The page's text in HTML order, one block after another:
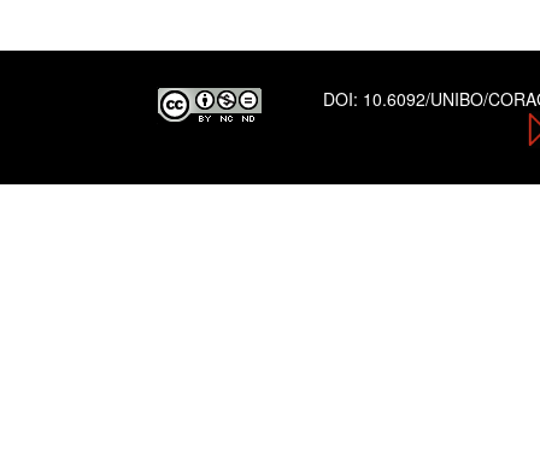
DOI: 10.6092/UNIBO/